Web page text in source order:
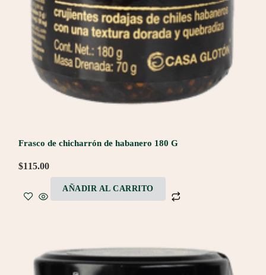
Frasco de chicharrón de habanero 180 G
$115.00
AÑADIR AL CARRITO